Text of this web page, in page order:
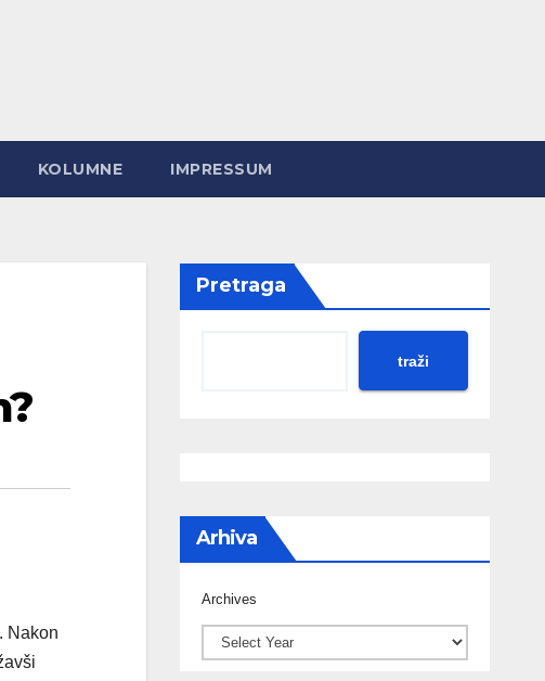
KOLUMNE IMPRESSUM
Nakon
Pretraga
traži
Arhiva
Archives